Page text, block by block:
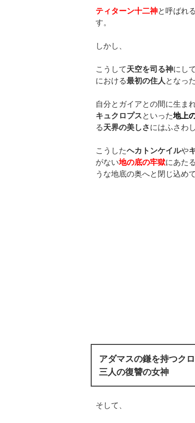
ティターン十二神と呼ばれる
す。
しかし、
こうして天空を司る神にし
における最初の住人 となった
自分とガイアとの間に生ま
キュクロプスといった地上
る天界の美しさにはふさわ
こうしたヘカトンケイルや
がない地の底の牢獄にあたる
うな地底の奥へと閉じ込め
アダマスの鎌を持つク
三人の復讐の女神
そして、